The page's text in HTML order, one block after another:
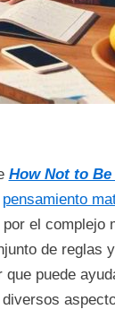
How Not to
pensamiento
el complejo
de reglas
que puede